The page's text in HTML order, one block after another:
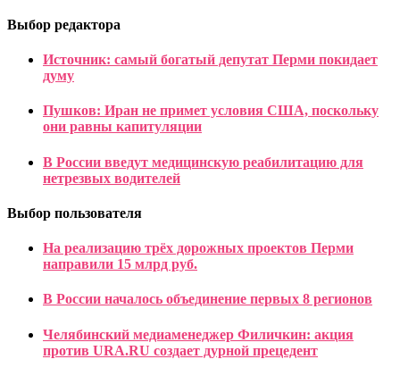
Выбор редактора
Источник: самый богатый депутат Перми покидает
думу
Пушков: Иран не примет условия США, поскольку
они равны капитуляции
В России введут медицинскую реабилитацию для
нетрезвых водителей
Выбор пользователя
На реализацию трёх дорожных проектов Перми
направили 15 млрд руб.
В России началось объединение первых 8 регионов
Челябинский медиаменеджер Филичкин: акция
против URA.RU создает дурной прецедент